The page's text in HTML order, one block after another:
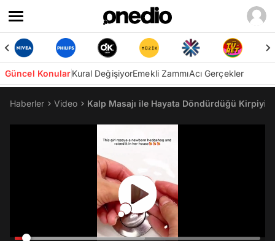
Güncel KonularKural DeğişiyorEmekli ZammıAcı Gerçekler
Haberler Video Kalp Masajı ile Hayata Döndürdüğü Kirpiyi